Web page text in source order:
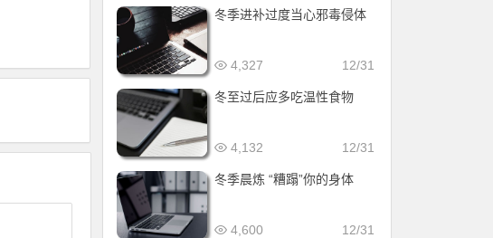
冬季进补过度当心邪毒侵体
12/31
4,327
冬至过后应多吃温性食物
12/31
4,132
冬季晨炼 “糟蹋”你的身体
12/31
4,600